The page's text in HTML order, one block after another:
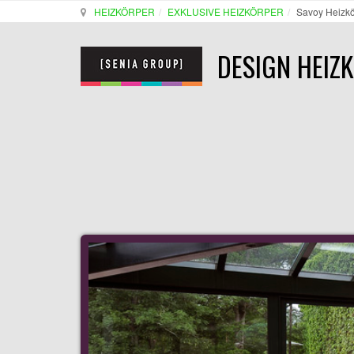
HEIZKÖRPER EXKLUSIVE HEIZKÖRPER Savoy
DESIGN